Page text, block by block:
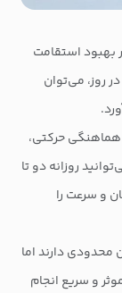
بهبود استقامت
روز، می‌توان
هماهنگی حرکتی،
روزانه دو تا
زمان و سرعت را
محدودی دارند اما
و سریع انجام